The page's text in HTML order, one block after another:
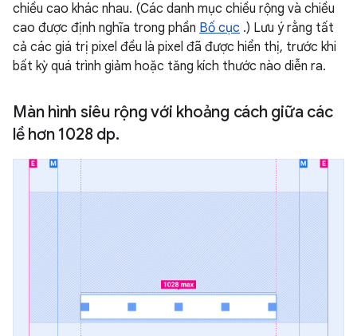
chiều cao khác nhau. (Các danh mục chiều rộng và chiều
cao được định nghĩa trong phần Bố cục .) Lưu ý rằng tất
cả các giá trị pixel đều là pixel đã được hiển thị, trước khi
bất kỳ quá trình giảm hoặc tăng kích thước nào diễn ra.
Màn hình siêu rộng với khoảng cách giữa các
lề hơn 1028 dp.